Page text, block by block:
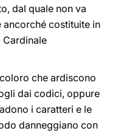
dal quale non va
ancorché costituite in
Cardinale
che ardiscono
dai codici, oppure
i caratteri e le
danneggiano con